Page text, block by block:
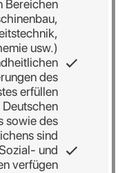
Bereichen
usw.)
des
erfüllen
Deutschen
sowie des
sind
und
verfügen